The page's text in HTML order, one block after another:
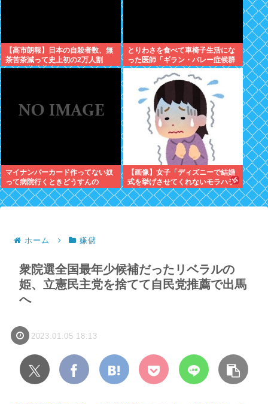
【高市朗報】日本の自殺者数、無
茶苦茶減って史上初の2万人割
れ。無茶苦茶生きやすい国になっ
とりわさを食べて車椅子生活にな
った医師「ギラン・バレー症候群
になって本当に絶望。死んだ方が
良かったと思った」
マイナンバーカード作ってない奴
って病院行くときどうすんの
【画像】女子「ディズニーで結婚
式を挙げさせてくれないモラハラ
彼氏。過呼吸になりました。涙が
止まらない」
ホーム 嫌儲
衆院選全国最年少候補だったリベラルの
姫、立憲民主党を捨てて自民党推薦で出馬
へ
2023.01.05 18:13